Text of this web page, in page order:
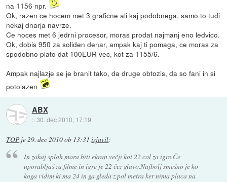
na 1156 npr.
Ok, razen ce hocem met 3 graficne ali kaj podobnega, samo to tudi
nekaj dnarja navrze.
Ce hoces met 6 jedrni procesor, moras prodat najmanj eno ledvico.
Ok, dobis 950 za soliden denar, ampak kaj ti pomaga, ce moras za
spodobno plato dat 100EUR vec, kot za 1155/6.
Ampak najlazje se je branit tako, da druge obtozis, da so fani in si
potolazen
ABX
::30. dec 2010, 17:19
TOP je29. dec 2010 ob 13:31 izjavil:
In zakaj sploh mora biti ekran večji kot 22 col za igre.Če
uporabljaš za filme in igre je 22 čez glavo.Najbolj smešno je ko
koga vidim ki ma 24 in ga gleda z pol metra ker nima placa na